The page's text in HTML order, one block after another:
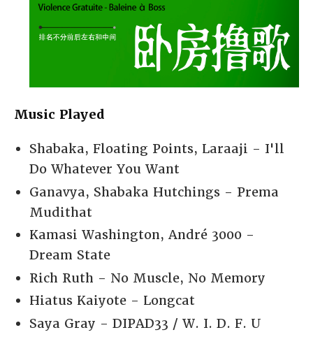
Music Played
Shabaka, Floating Points, Laraaji - I'll
Do Whatever You Want
Ganavya, Shabaka Hutchings - Prema
Mudithat
Kamasi Washington, André 3000 -
Dream State
Rich Ruth - No Muscle, No Memory
Hiatus Kaiyote - Longcat
Saya Gray - DIPAD33 / W. I. D. F. U